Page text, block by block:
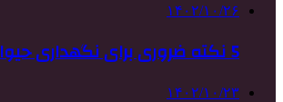
۱۴۰۲/۱۰/۲۶
5 نکته ضروری برای نگهداری حیوان خانگی
۱۴۰۲/۱۰/۲۳